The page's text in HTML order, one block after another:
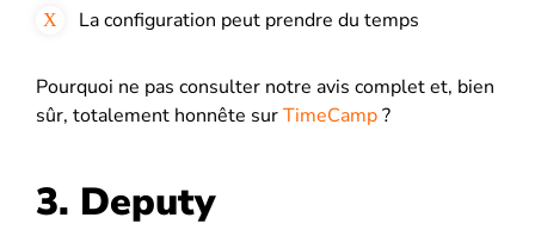
La configuration peut prendre du temps
Pourquoi ne pas consulter notre avis complet et, bien
sûr, totalement honnête surTimeCamp?
3. Deputy